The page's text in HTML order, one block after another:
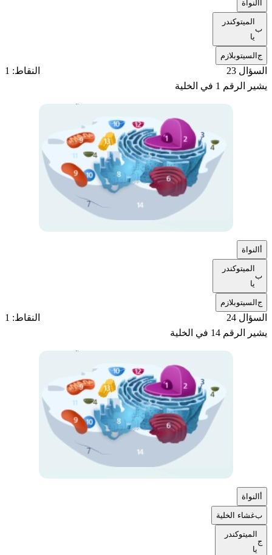
النواة
ب
الميتوكندر
يا
جالسيتوبلازم
السؤال 23
النقاط: 1
يشير الرقم 1 في الخلية
النواة
ب
الميتوكندر
يا
جالسيتوبلازم
السؤال 24
النقاط: 1
يشير الرقم 14 في الخلية
النواة
بغشاء الخلية
ج
الميتوكندر
يا